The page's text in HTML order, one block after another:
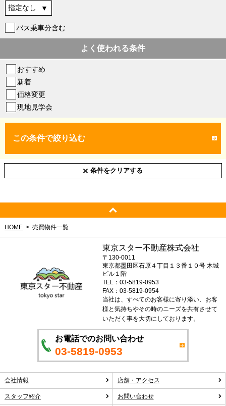
バス乗車分含む
よく使われる条件
おすすめ
新着
価格変更
現地見学会
この条件で絞り込む
条件をクリアする
HOME 売買物件一覧
東京スター不動産株式会社
〒130-0011
東京都墨田区石原４丁目１３番１０号 木城
ビル１階
TEL：03-5819-0953
FAX：03-5819-0954
当社は、すべてのお客様に寄り添い、お客
様と気持ちやその時のニーズを共有させて
いただく事を大切にしております。
お電話でのお問い合わせ
03-5819-0953
会社情報 店舗・アクセス
スタッフ紹介 お問い合わせ